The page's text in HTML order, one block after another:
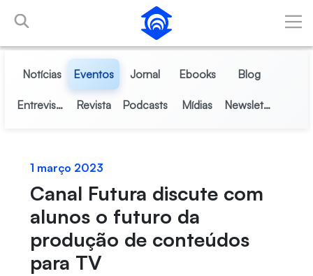
Pular para o Conteúdo principal
Notícias Eventos Jornal Ebooks Blog
Entrevistas Revista Podcasts Mídias Newsletter
1 março 2023
Canal Futura discute com
alunos o futuro da
produção de conteúdos
para TV